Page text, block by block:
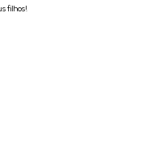
filhos!